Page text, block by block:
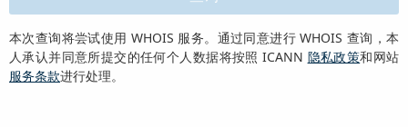
本次查询将尝试使用 WHOIS 服务。通过同意进行 WHOIS 查询，本
人承认并同意所提交的任何个人数据将按照 ICANN 隐私政策和网站
服务条款进行处理。